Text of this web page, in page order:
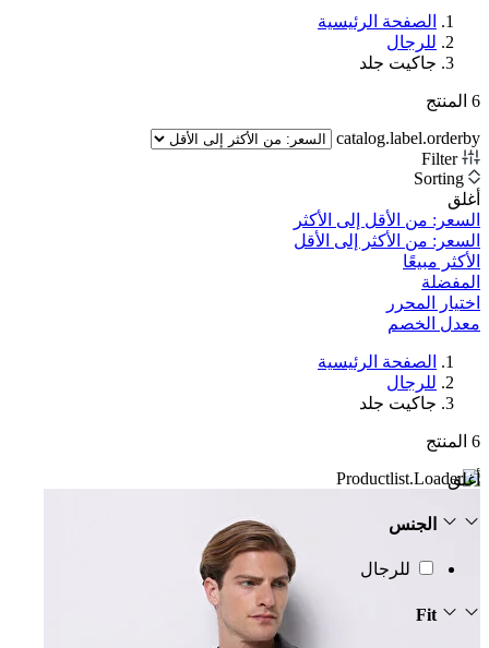
الصفحة الرئيسية
للرجال
جاكيت جلد
6 المنتج
catalog.label.orderby
Filter
Sorting
أغلق
السعر: من الأقل إلى الأكثر
السعر: من الأكثر إلى الأقل
الأكثر مبيعًا
المفضلة
اختيار المحرر
معدل الخصم‎
الصفحة الرئيسية
للرجال
جاكيت جلد
6 المنتج
أغلق
الجنس
للرجال
Fit